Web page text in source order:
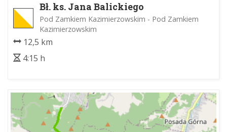
Bł. ks. Jana Balickiego
Pod Zamkiem Kazimierzowskim - Pod Zamkiem
Kazimierzowskim
12,5 km
4:15 h